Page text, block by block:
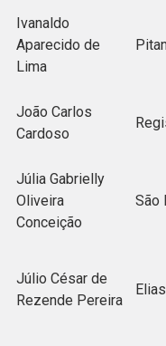
Ivanaldo
Aparecido de
Lima
João Carlos
Cardoso
Júlia Gabrielly
Oliveira
Conceição
São
Júlio César de
Rezende Pereira